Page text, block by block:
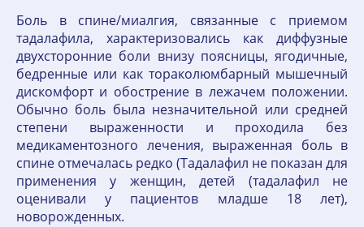
Боль в спине/миалгия, связанные с приемом
тадалафила, характеризовались как диффузные
двухсторонние боли внизу поясницы, ягодичные,
бедренные или как тораколюмбарный мышечный
дискомфорт и обострение в лежачем положении.
Обычно боль была незначительной или средней
степени выраженности и проходила без
медикаментозного лечения, выраженная боль в
спине отмечалась редко (Тадалафил не показан для
применения у женщин, детей (тадалафил не
оценивали у пациентов младше 18 лет),
новорожденных.